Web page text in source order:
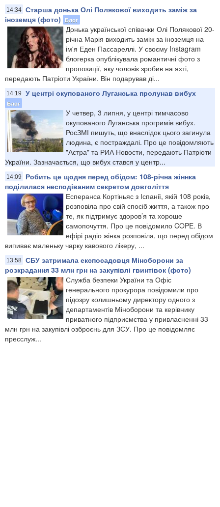
14:34 Старша донька Олі Полякової виходить заміж за
іноземця (фото)
Блог
Донька української співачки Олі Полякової 20-
річна Марія виходить заміж за іноземця на
ім'я Еден Пассареллі. У своєму Instagram
блогерка опублікувала романтичні фото з
пропозиції, яку чоловік зробив на яхті,
передають Патріоти України. Він подарував ді...
14:19 У центрі окупованого Луганська пролунав вибух
Блог
У четвер, 3 липня, у центрі тимчасово
окупованого Луганська прогримів вибух.
РосЗМІ пишуть, що внаслідок цього загинула
людина, є постраждалі. Про це повідомляють
"Астра" та РИА Новости, передають Патріоти
України. Зазначається, що вибух стався у центр...
14:09
Робить це щодня перед обідом: 108-річна жіннка
поділилася несподіваним секретом довголіття
Есперанса Кортіньяс з Іспанії, якій 108 років,
розповіла про свій спосіб життя, а також про
те, як підтримує здоров’я та хороше
самопочуття. Про це повідомило COPE. В
ефірі радіо жінка розповіла, що перед обідом
випиває маленьку чарку кавового лікеру, ...
13:58 СБУ затримала експосадовця Міноборони за
розкрадання 33 млн грн на закупівлі гвинтівок (фото)
Служба безпеки України та Офіс
генерального прокурора повідомили про
підозру колишньому директору одного з
департаментів Міноборони та керівнику
приватного підприємства у привласненні 33
млн грн на закупівлі озброєнь для ЗСУ. Про це повідомляє
пресслуж...